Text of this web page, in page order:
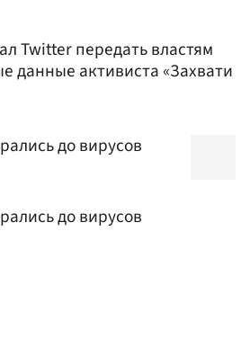
Twitter передать властям
данные активиста «Захвати
до вирусов
до вирусов